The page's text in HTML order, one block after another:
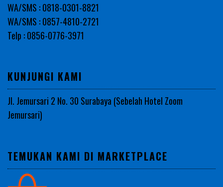
WA/SMS : 0818-0301-8821
WA/SMS : 0857-4810-2721
Telp : 0856-0776-3971
KUNJUNGI KAMI
Jl. Jemursari 2 No. 30 Surabaya (Sebelah Hotel Zoom
Jemursari)
TEMUKAN KAMI DI MARKETPLACE